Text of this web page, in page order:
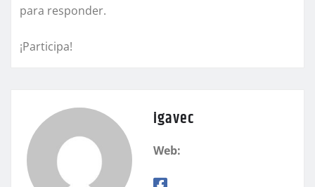
para responder.
¡Participa!
igavec
Web: